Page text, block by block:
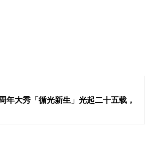
年大秀「循光新生」光起二十五载，